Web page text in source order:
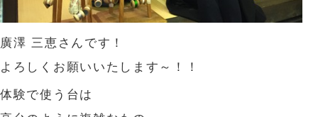
廣澤 三恵さんです！
よろしくお願いいたします～！！
体験で使う台は